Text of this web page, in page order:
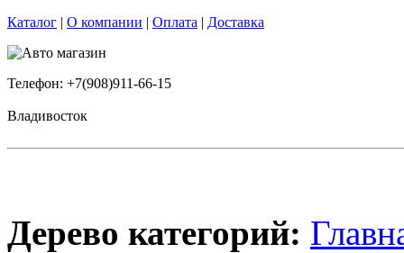
Каталог | О компании | Оплата | Доставка
Телефон: +7(908)911-66-15
Владивосток
Дерево категорий: